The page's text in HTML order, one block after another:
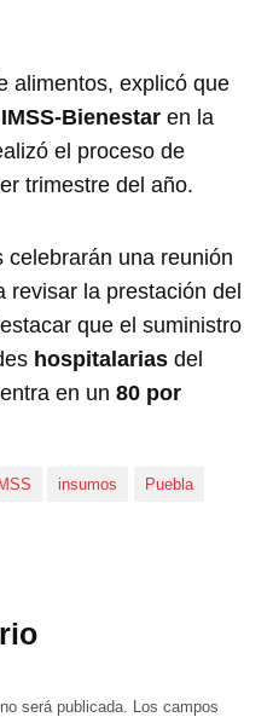
alimentos, explicó que
IMSS-Bienestaren la
el proceso de
trimestre del año.
celebrarán una reunión
revisar la prestación del
que el suministro
hospitalariasdel
en un 80 por
IMSS insumos Puebla
será publicada. Los campos